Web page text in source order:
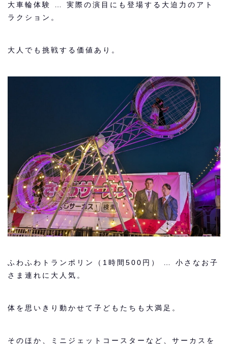
大車輪体験 … 実際の演目にも登場する大迫力のアト
ラクション。
大人でも挑戦する価値あり。
ふわふわトランポリン（1時間500円） … 小さなお子
さま連れに大人気。
体を思いきり動かせて子どもたちも大満足。
そのほか、ミニジェットコースターなど、サーカスを